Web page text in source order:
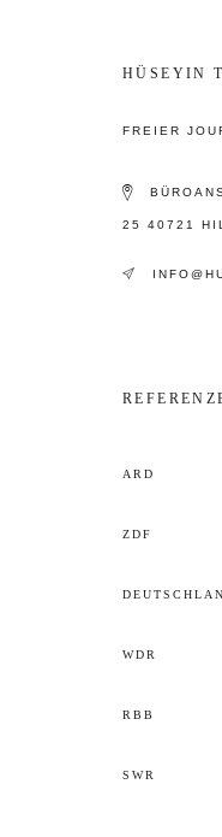
HÜSEYIN
FREIER
25 40721
ARD
ZDF
WDR
RBB
SWR